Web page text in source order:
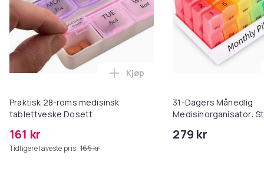
Praktisk 28-roms medisinsk
tablettveske Dosett
161 kr
Tidligere laveste pris: 165 kr
Legg Praktisk 28-roms
Kjøp
31-Dagers Månedlig
Medisinorganisator:
- Ideell for Vitaminer
279 kr